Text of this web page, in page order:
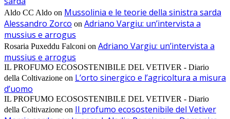
Aldo CC Aldo on Mussolinia e le teorie della sinistra sarda
Alessandro Zorco on Adriano Vargiu: un’intervista a
mussius e arrogus
Rosaria Puxeddu Falconi on Adriano Vargiu: un’intervista a
mussius e arrogus
IL PROFUMO ECOSOSTENIBILE DEL VETIVER - Diario
della Coltivazione on L’orto sinergico e l’agricoltura a misura
d’uomo
IL PROFUMO ECOSOSTENIBILE DEL VETIVER - Diario
della Coltivazione on Il profumo ecosostenibile del Vetiver